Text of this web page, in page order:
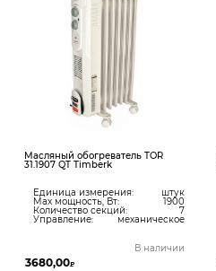
Масляный обогреватель TOR
31.1907 QT Timberk
Единица измерения: штук
Max мощность, Вт: 1900
Количество секций: 7
Управление: механическое
В наличии
3680,00₽